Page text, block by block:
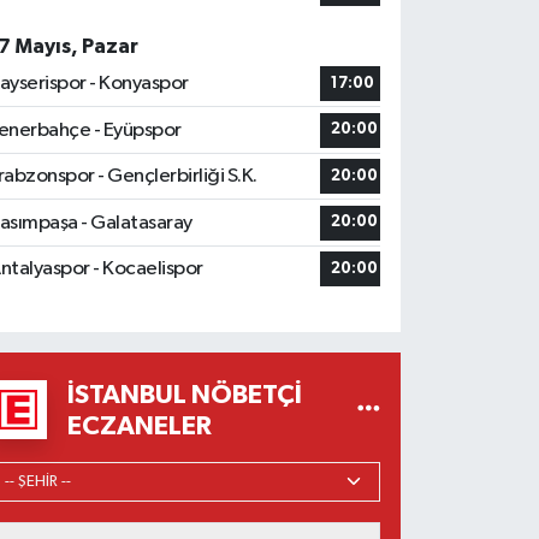
Mayıs, Pazar
- Konyaspor
17:00
- Eyüpspor 20:00
- Gençlerbirliği S.K. 20:00
- Galatasaray 20:00
- Kocaelispor 20:00
İSTANBUL NÖBETÇI
ECZANELER